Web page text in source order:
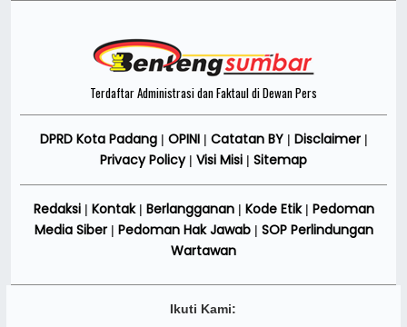
Terdaftar Administrasi dan Faktaul di Dewan Pers
DPRD Kota Padang| OPINI| Catatan BY| Disclaimer|
Privacy Policy| Visi Misi | Sitemap
Redaksi| Kontak| Berlangganan| Kode Etik| Pedoman
Media Siber| Pedoman Hak Jawab| SOP Perlindungan
Wartawan
Ikuti Kami: